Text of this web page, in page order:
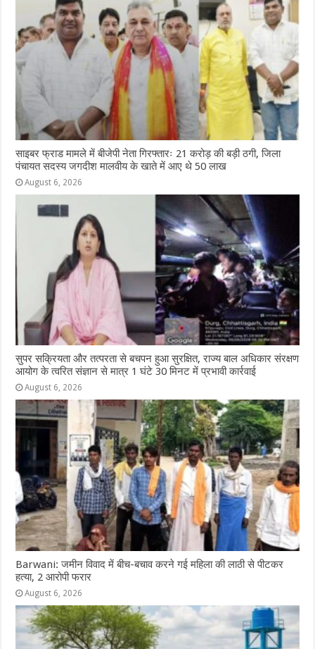
साइबर फ्राड मामले में बीजेपी नेता गिरफ्तारः 21 करोड़ की बड़ी ठगी, जिला
पंचायत सदस्य जगदीश मालवीय के खाते में आए थे 50 लाख
August 6, 2026
सुपर सक्रियता और तत्परता से बचपन हुआ सुरक्षित, राज्य बाल अधिकार संरक्षण
आयोग के त्वरित संज्ञान से मात्र 1 घंटे 30 मिनट में प्रभावी कार्रवाई
August 6, 2026
Barwani: जमीन विवाद में बीच-बचाव करने गई महिला की लाठी से पीटकर
हत्या, 2 आरोपी फरार
August 6, 2026